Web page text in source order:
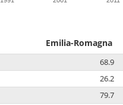
Emilia-Romagna
68.9
26.2
79.7